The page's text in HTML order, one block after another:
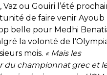
ou Gouiri l’été
de faire venir Ayoub
belle pour Medhi
la volonté de
mois. « Mais les
du championnat grec et